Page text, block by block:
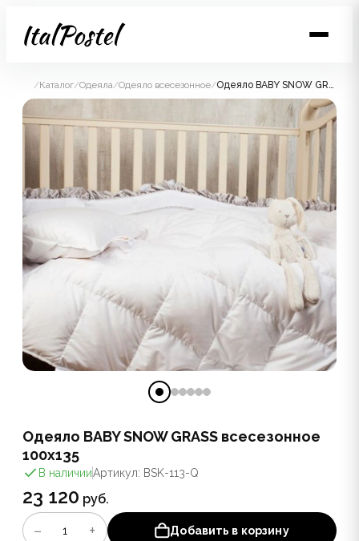
/Каталог/Одеяла/Одеяло всесезонное/ Одеяло BABY SNOW GRASS всесезонное 100x135
Одеяло BABY SNOW GRASS всесезонное
100x135
В наличииАртикул: BSK-113-Q
23 120 руб.
− 1 + Добавить в корзину